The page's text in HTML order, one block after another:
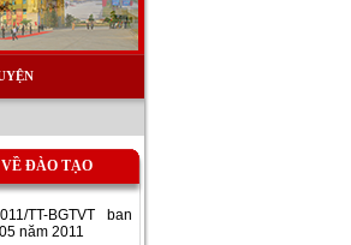
ĐÀO TẠO
TT-BGTVT ban
năm 2011